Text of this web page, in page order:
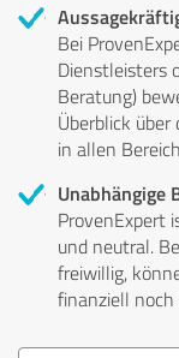
Bei
Dienstleisters
Beratung)
Überblick
in allen
Unabhängige
ProvenExpert
und neutral.
freiwillig,
finanziell noch